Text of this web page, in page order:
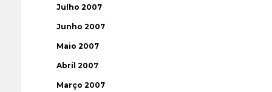
Julho 2007
Junho 2007
Maio 2007
Abril 2007
Março 2007